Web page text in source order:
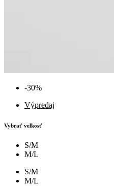
-30%
Výpredaj
Vybrať velkosť
S/M
M/L
S/M
M/L